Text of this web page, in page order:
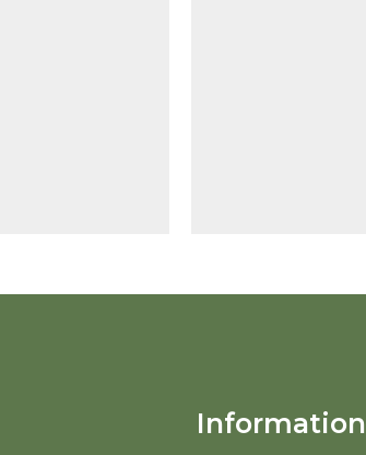
Information